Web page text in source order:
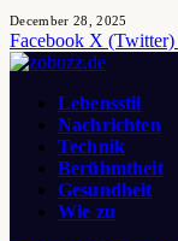
December 28, 2025
Facebook X (Twitter)
Lebensstil
Nachrichten
Technik
Berühmtheit
Gesundheit
Wie zu